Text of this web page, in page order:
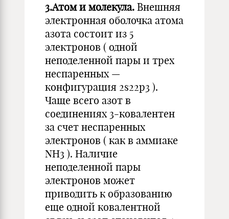
3.Атом и молекула. Внешняя
электронная оболочка атома
азота состоит из 5
электронов ( одной
неподеленной пары и трех
неспаренных —
конфигурация 2s22p3 ).
Чаще всего азот в
соединениях 3-ковалентен
за счет неспаренных
электронов ( как в аммиаке
NH3 ). Наличие
неподеленной пары
электронов может
приводить к образованию
еще одной ковалентной